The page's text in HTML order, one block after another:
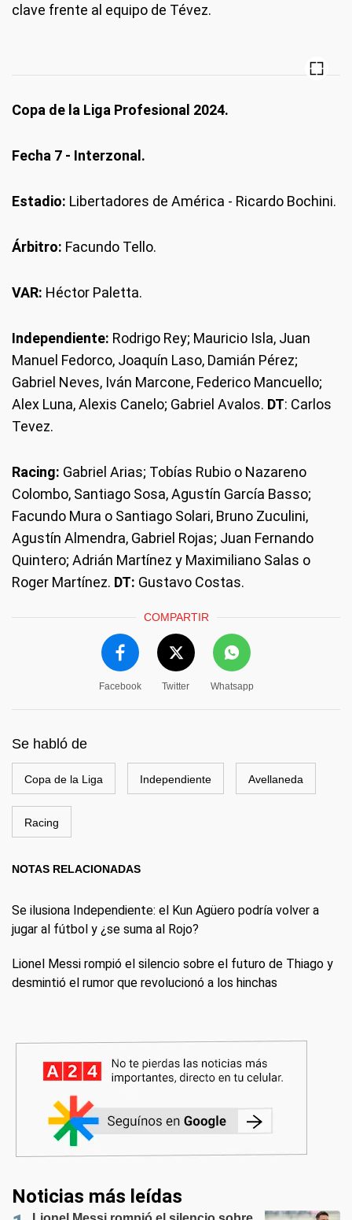
clave frente al equipo de Tévez.
Copa de la Liga Profesional 2024.
Fecha 7 - Interzonal.
Estadio: Libertadores de América - Ricardo Bochini.
Árbitro: Facundo Tello.
VAR: Héctor Paletta.
Independiente: Rodrigo Rey; Mauricio Isla, Juan
Manuel Fedorco, Joaquín Laso, Damián Pérez;
Gabriel Neves, Iván Marcone, Federico Mancuello;
Alex Luna, Alexis Canelo; Gabriel Avalos. DT: Carlos
Tevez.
Racing: Gabriel Arias; Tobías Rubio o Nazareno
Colombo, Santiago Sosa, Agustín García Basso;
Facundo Mura o Santiago Solari, Bruno Zuculini,
Agustín Almendra, Gabriel Rojas; Juan Fernando
Quintero; Adrián Martínez y Maximiliano Salas o
Roger Martínez. DT: Gustavo Costas.
COMPARTIR
Facebook Twitter Whatsapp
Se habló de
Copa de la Liga Independiente Avellaneda
Racing
NOTAS RELACIONADAS
Se ilusiona Independiente: el Kun Agüero podría volver a
jugar al fútbol y ¿se suma al Rojo?
Lionel Messi rompió el silencio sobre el futuro de Thiago y
desmintió el rumor que revolucionó a los hinchas
Noticias más leídas